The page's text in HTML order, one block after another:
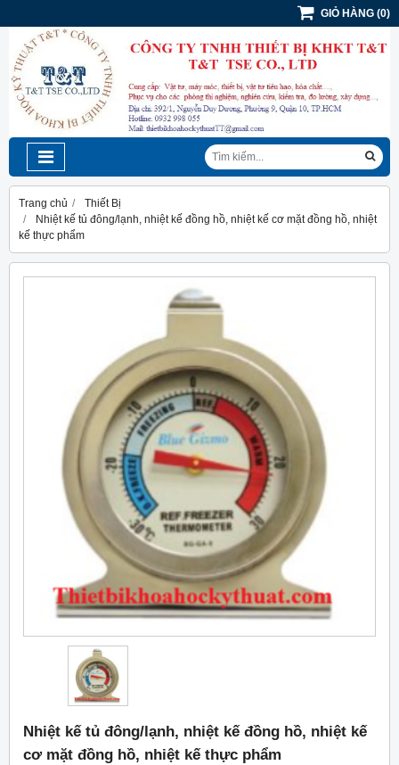
GIỎ HÀNG (0)
Trang chủ
Thiết Bị
Nhiệt kế tủ đông/lạnh, nhiệt kế đồng hồ, nhiệt kế cơ mặt đồng hồ, nhiệt
kế thực phẩm
Nhiệt kế tủ đông/lạnh, nhiệt kế đồng hồ, nhiệt kế
cơ mặt đồng hồ, nhiệt kế thực phẩm